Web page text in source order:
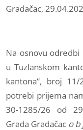
Gradačac,
Na osnovu odredbi
u Tuzlanskom
kantona”, broj
potrebi prijema
30-1285/26 od
Grada Gradačac o b